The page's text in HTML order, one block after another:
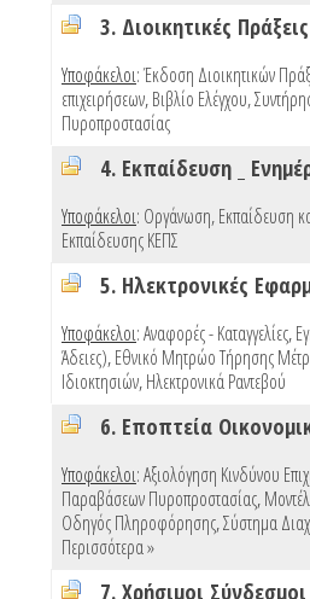
3. Διοικητικές
Υποφάκελοι:Έκδοση Διοικητικών
επιχειρήσεων,Βιβλίο Ελέγχου,
Πυροπροστασίας
4. Εκπαίδευση _
Υποφάκελοι: Οργάνωση, Εκπαίδευση
Εκπαίδευσης ΚΕΠΣ
5. Ηλεκτρονικές
Υποφάκελοι:Αναφορές - Καταγγελίες,
Άδειες),Εθνικό Μητρώο Τήρησης
Ιδιοκτησιών,Ηλεκτρονικά Ραντεβού
Υποφάκελοι:Αξιολόγηση Κινδύνου
Παραβάσεων Πυροπροστασίας,
Οδηγός Πληροφόρησης,Σύστημα
Περισσότερα »
7. Χρήσιμοι Σύνδεσμοι